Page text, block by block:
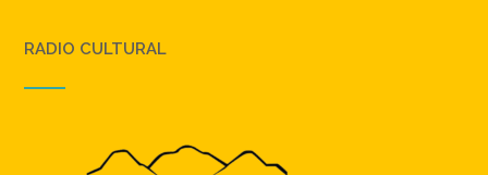
RADIO CULTURAL